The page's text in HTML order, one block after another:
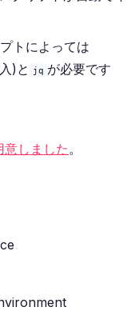
トによっては
)と jq が必要です
意しました。